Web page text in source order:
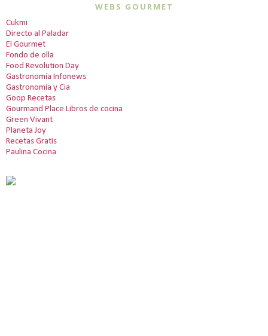
WEBS GOURMET
Cukmi
Directo al Paladar
El Gourmet
Fondo de olla
Food Revolution Day
Gastronomía Infonews
Gastronomía y Cia
Goop Recetas
Gourmand Place Libros de cocina
Green Vivant
Planeta Joy
Recetas Gratis
Paulina Cocina